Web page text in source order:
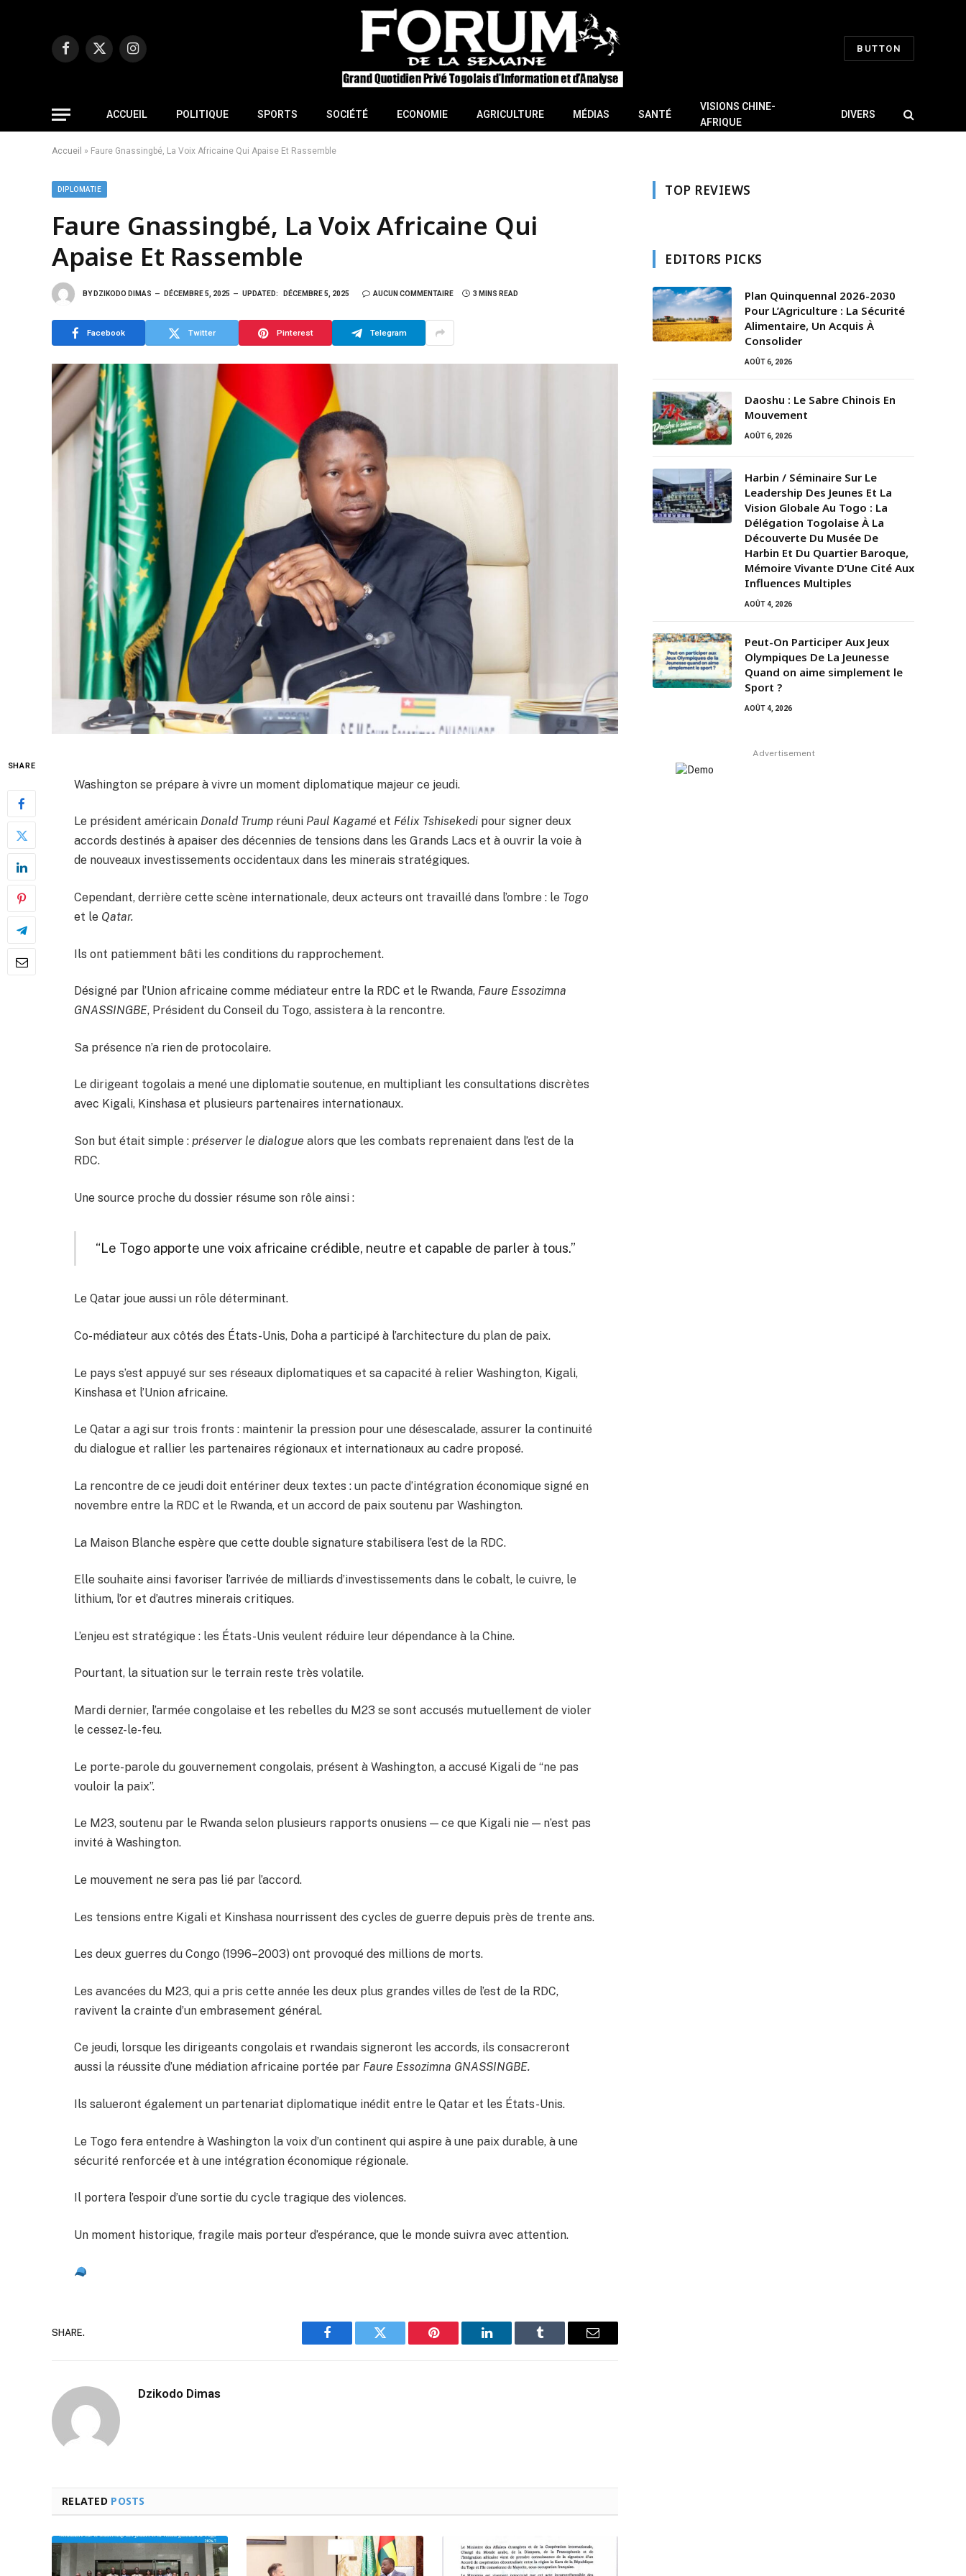
Facebook
X
Instagram
BUTTON
ACCUEIL POLITIQUE SPORTS SOCIÉTÉ ECONOMIE AGRICULTURE MÉDIAS SANTÉ
VISIONS CHINE-
AFRIQUE
DIVERS
Accueil » Faure Gnassingbé, La Voix Africaine Qui Apaise Et Rassemble
DIPLOMATIE
Faure Gnassingbé, La Voix Africaine Qui
Apaise Et Rassemble
BY DZIKODO DIMAS DÉCEMBRE 5, 2025 UPDATED: DÉCEMBRE 5, 2025 AUCUN COMMENTAIRE 3 MINS READ
Facebook Twitter Pinterest Telegram
SHARE
Washington se prépare à vivre un moment diplomatique majeur ce jeudi.
Le président américain Donald Trump réuni Paul Kagamé et Félix Tshisekedi pour signer deux
accords destinés à apaiser des décennies de tensions dans les Grands Lacs et à ouvrir la voie à
de nouveaux investissements occidentaux dans les minerais stratégiques.
Cependant, derrière cette scène internationale, deux acteurs ont travaillé dans l’ombre : le Togo
et le Qatar.
Ils ont patiemment bâti les conditions du rapprochement.
Désigné par l’Union africaine comme médiateur entre la RDC et le Rwanda, Faure Essozimna
GNASSINGBE, Président du Conseil du Togo, assistera à la rencontre.
Sa présence n’a rien de protocolaire.
Le dirigeant togolais a mené une diplomatie soutenue, en multipliant les consultations discrètes
avec Kigali, Kinshasa et plusieurs partenaires internationaux.
Son but était simple : préserver le dialogue alors que les combats reprenaient dans l’est de la
RDC.
Une source proche du dossier résume son rôle ainsi :
“Le Togo apporte une voix africaine crédible, neutre et capable de parler à tous.”
Le Qatar joue aussi un rôle déterminant.
Co-médiateur aux côtés des États-Unis, Doha a participé à l’architecture du plan de paix.
Le pays s’est appuyé sur ses réseaux diplomatiques et sa capacité à relier Washington, Kigali,
Kinshasa et l’Union africaine.
Le Qatar a agi sur trois fronts : maintenir la pression pour une désescalade, assurer la continuité
du dialogue et rallier les partenaires régionaux et internationaux au cadre proposé.
La rencontre de ce jeudi doit entériner deux textes : un pacte d’intégration économique signé en
novembre entre la RDC et le Rwanda, et un accord de paix soutenu par Washington.
La Maison Blanche espère que cette double signature stabilisera l’est de la RDC.
Elle souhaite ainsi favoriser l’arrivée de milliards d’investissements dans le cobalt, le cuivre, le
lithium, l’or et d’autres minerais critiques.
L’enjeu est stratégique : les États-Unis veulent réduire leur dépendance à la Chine.
Pourtant, la situation sur le terrain reste très volatile.
Mardi dernier, l’armée congolaise et les rebelles du M23 se sont accusés mutuellement de violer
le cessez-le-feu.
Le porte-parole du gouvernement congolais, présent à Washington, a accusé Kigali de “ne pas
vouloir la paix”.
Le M23, soutenu par le Rwanda selon plusieurs rapports onusiens — ce que Kigali nie — n’est pas
invité à Washington.
Le mouvement ne sera pas lié par l’accord.
Les tensions entre Kigali et Kinshasa nourrissent des cycles de guerre depuis près de trente ans.
Les deux guerres du Congo (1996–2003) ont provoqué des millions de morts.
Les avancées du M23, qui a pris cette année les deux plus grandes villes de l’est de la RDC,
ravivent la crainte d’un embrasement général.
Ce jeudi, lorsque les dirigeants congolais et rwandais signeront les accords, ils consacreront
aussi la réussite d’une médiation africaine portée par Faure Essozimna GNASSINGBE.
Ils salueront également un partenariat diplomatique inédit entre le Qatar et les États-Unis.
Le Togo fera entendre à Washington la voix d’un continent qui aspire à une paix durable, à une
sécurité renforcée et à une intégration économique régionale.
Il portera l’espoir d’une sortie du cycle tragique des violences.
Un moment historique, fragile mais porteur d’espérance, que le monde suivra avec attention.
SHARE.
Facebook Twitter Pinterest LinkedIn Tumblr Email
Dzikodo Dimas
RELATED POSTS
TOP REVIEWS
EDITORS PICKS
Plan Quinquennal 2026-2030
Pour L’Agriculture : La Sécurité
Alimentaire, Un Acquis À
Consolider
AOÛT 6, 2026
Daoshu : Le Sabre Chinois En
Mouvement
AOÛT 6, 2026
Harbin / Séminaire Sur Le
Leadership Des Jeunes Et La
Vision Globale Au Togo : La
Délégation Togolaise À La
Découverte Du Musée De
Harbin Et Du Quartier Baroque,
Mémoire Vivante D’Une Cité Aux
Influences Multiples
AOÛT 4, 2026
Peut-On Participer Aux Jeux
Olympiques De La Jeunesse
Quand on aime simplement le
Sport ?
AOÛT 4, 2026
Advertisement